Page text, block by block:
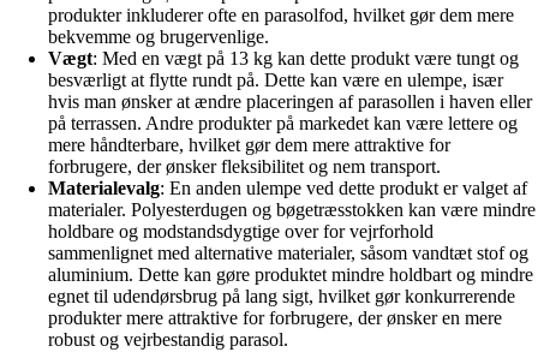
produkter inkluderer ofte en parasolfod, hvilket gør dem mere
bekvemme og brugervenlige.
Vægt: Med en vægt på 13 kg kan dette produkt være tungt og
besværligt at flytte rundt på. Dette kan være en ulempe, især
hvis man ønsker at ændre placeringen af parasollen i haven eller
på terrassen. Andre produkter på markedet kan være lettere og
mere håndterbare, hvilket gør dem mere attraktive for
forbrugere, der ønsker fleksibilitet og nem transport.
Materialevalg: En anden ulempe ved dette produkt er valget af
materialer. Polyesterdugen og bøgetræsstokken kan være mindre
holdbare og modstandsdygtige over for vejrforhold
sammenlignet med alternative materialer, såsom vandtæt stof og
aluminium. Dette kan gøre produktet mindre holdbart og mindre
egnet til udendørsbrug på lang sigt, hvilket gør konkurrerende
produkter mere attraktive for forbrugere, der ønsker en mere
robust og vejrbestandig parasol.